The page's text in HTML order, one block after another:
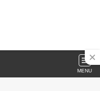
MENU